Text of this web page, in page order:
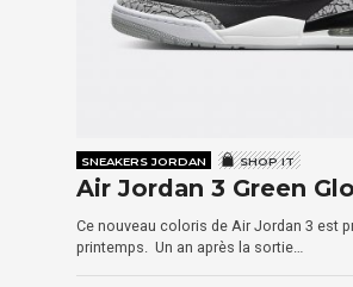
SNEAKERS JORDAN SHOP IT
Air Jordan 3 Green
Ce nouveau coloris de Air Jordan 3 est
printemps. Un an après la sortie…